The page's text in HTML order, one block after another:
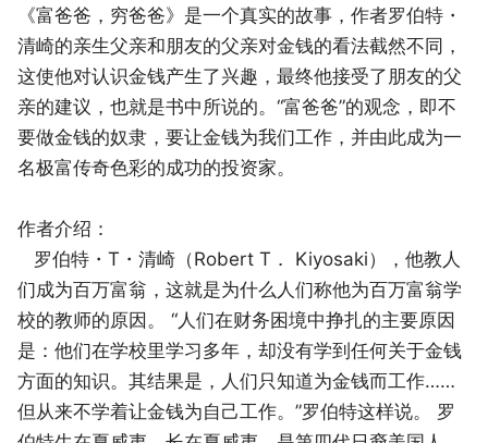
《富爸爸，穷爸爸》是一个真实的故事，作者罗伯特・
清崎的亲生父亲和朋友的父亲对金钱的看法截然不同，
这使他对认识金钱产生了兴趣，最终他接受了朋友的父
亲的建议，也就是书中所说的。“富爸爸”的观念，即不
要做金钱的奴隶，要让金钱为我们工作，并由此成为一
名极富传奇色彩的成功的投资家。
作者介绍：
罗伯特・T・清崎（Robert T． Kiyosaki），他教人
们成为百万富翁，这就是为什么人们称他为百万富翁学
校的教师的原因。 “人们在财务困境中挣扎的主要原因
是：他们在学校里学习多年，却没有学到任何关于金钱
方面的知识。其结果是，人们只知道为金钱而工作……
但从来不学着让金钱为自己工作。”罗伯特这样说。 罗